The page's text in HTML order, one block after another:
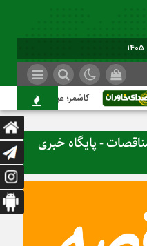
کاشمر؛ عبور از بحران‌های
- پایگاه خبری